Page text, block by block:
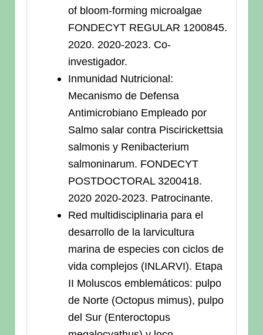
of bloom-forming microalgae
FONDECYT REGULAR 1200845.
2020. 2020-2023. Co-
investigador.
Inmunidad Nutricional:
Mecanismo de Defensa
Antimicrobiano Empleado por
Salmo salar contra Piscirickettsia
salmonis y Renibacterium
salmoninarum. FONDECYT
POSTDOCTORAL 3200418.
2020 2020-2023. Patrocinante.
Red multidisciplinaria para el
desarrollo de la larvicultura
marina de especies con ciclos de
vida complejos (INLARVI). Etapa
II Moluscos emblemáticos: pulpo
de Norte (Octopus mimus), pulpo
del Sur (Enteroctopus